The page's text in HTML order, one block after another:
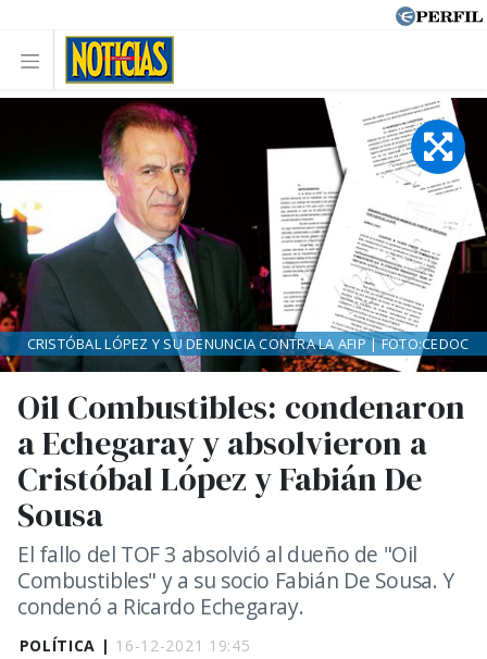
POLÍTICA | 16-12-2021 19:45
Oil Combustibles: condenaron
a Echegaray y absolvieron a
Cristóbal López y Fabián De
Sousa
El fallo del TOF 3 absolvió al dueño de "Oil
Combustibles" y a su socio Fabián De Sousa. Y
condenó a Ricardo Echegaray.
CRISTÓBAL LÓPEZ Y SU DENUNCIA CONTRA LA AFIP | FOTO:CEDOC